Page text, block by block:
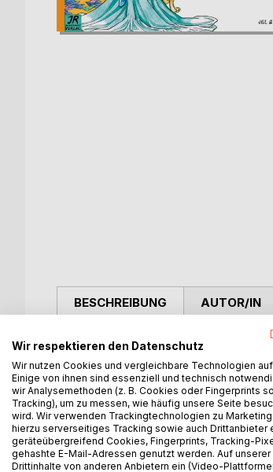
BESCHREIBUNG
Teil 3 des Abenteuers von Amnii
der Unterwasserbasis vertraut
Spive in eine Gaunerei. Das bleibt
Auf der Suche nach Eights
seine Aufgabe nicht leichter.
AUTOR/IN
Wir respektieren den Datenschutz
Wir nutzen Cookies und vergleichbare Technologien
Einige von ihnen sind essenziell und technisch
wir Analysemethoden (z. B. Cookies oder Fingerprints
Tracking), um zu messen, wie häufig unsere Seite
wird. Wir verwenden Trackingtechnologien zu
hierzu serverseitiges Tracking sowie auch Drittanbieter
geräteübergreifend Cookies, Fingerprints, Tracking-
gehashte E-Mail-Adressen genutzt werden. Auf
Drittinhalte von anderen Anbietern ein (Video-